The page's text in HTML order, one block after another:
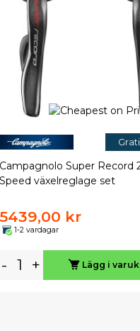
Campagnolo Super Record
Speed växelreglage set
5439,00 kr
1-2 vardagar
- + Lägg i